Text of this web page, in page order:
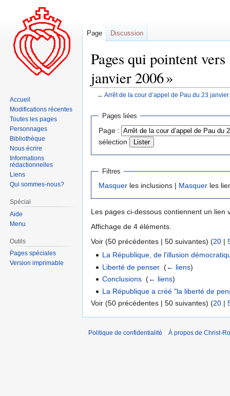
Pages qui pointent
janvier 2006 »
← Arrêt de la cour d’appel de Pau du 23
Aller
navigation
Aller
recherche
Pages liées
Page :
sélection
Filtres
Masquer les inclusions | Masquer les
Les pages ci-dessous contiennent un lien
Affichage de 4 éléments.
Voir (50 précédentes | 50 suivantes) (20 |
La République, de l'illusion
Liberté de penser ‎(← liens)
Conclusions ‎(← liens)
La République a créé "la liberté de
Voir (50 précédentes | 50 suivantes) (20 |
Page Discussion
Accueil
Modifications récentes
Toutes les pages
Personnages
Bibliothèque
Nous écrire
Informations
rédactionnelles
Liens
Qui sommes-nous?
Spécial
Aide
Menu
Outils
Pages spéciales
Version imprimable
Politique de confidentialité À propos de Christ-